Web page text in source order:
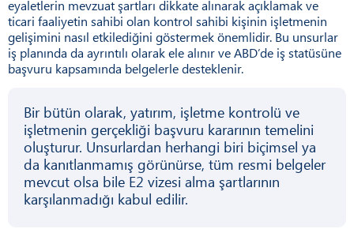
eyaletlerin mevzuat şartları dikkate alınarak açıklamak ve
ticari faaliyetin sahibi olan kontrol sahibi kişinin işletmenin
gelişimini nasıl etkilediğini göstermek önemlidir. Bu unsurlar
iş planında da ayrıntılı olarak ele alınır ve ABD’de iş statüsüne
başvuru kapsamında belgelerle desteklenir.
Bir bütün olarak, yatırım, işletme kontrolü ve
işletmenin gerçekliği başvuru kararının temelini
oluşturur. Unsurlardan herhangi biri biçimsel ya
da kanıtlanmamış görünürse, tüm resmi belgeler
mevcut olsa bile E2 vizesi alma şartlarının
karşılanmadığı kabul edilir.